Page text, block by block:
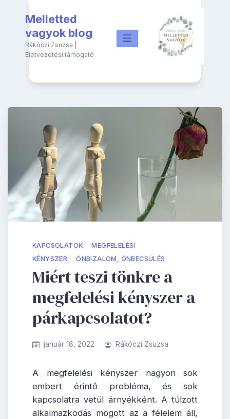
content
Melletted
vagyok blog
Rákóczi Zsuzsa |
Életvezetési támogató
KAPCSOLATOK
MEGFELELÉSI
KÉNYSZER
ÖNBIZALOM, ÖNBECSÜLÉS
Miért teszi tönkre a
megfelelési kényszer a
párkapcsolatot?
január 18, 2022 Rákóczi Zsuzsa
A megfelelési kényszer nagyon sok
embert érintő probléma, és sok
kapcsolatra vetül árnyékként. A túlzott
alkalmazkodás mögött az a félelem áll,